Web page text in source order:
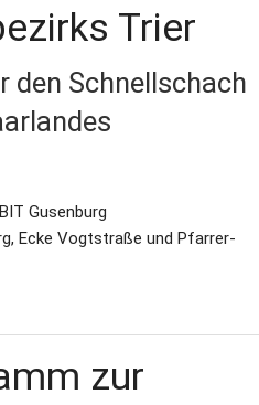
Trier
den Schnellschach
Gusenburg
Ecke Vogtstraße und Pfarrer-
zur